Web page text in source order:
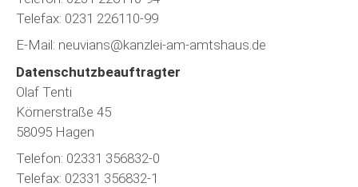
Telefax: 0231 226110-99
E-Mail: neuvians@kanzlei-am-amtshaus.de
Datenschutzbeauftragter
Olaf Tenti
Körnerstraße 45
58095 Hagen
Telefon: 02331 356832-0
Telefax: 02331 356832-1